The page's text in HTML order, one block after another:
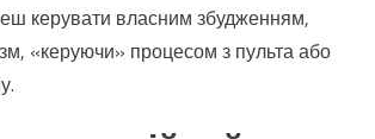
керувати власним збудженням,
«керуючи» процесом з пульта або